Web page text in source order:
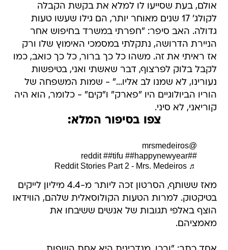
אולם, בעת שסייעו לו למלא את בקשת הקבלה
לקולג' 17 שנים מאוחר יותר, הם גילו שעשו טעות
גדולה. האב סיפר: "חפרתי במשרד בחיפוש אחר
הניירת הדרושה, נתקלתי במסמכי האימוץ שלו ורק
אז ראיתי את זה. משהו כל כך ברור, כל כך כואב, כמו
לקבל בלוק לפרצוף, דבר שאשתי ואני, בטיפשות
נעורינו, לא שמנו לב אליו..." - שמות המשפחה של
הוריו הביולוגיים היו "פארק" ו"קים" - כלומר, הוא היה
קוריאני, לא סיני.
צפו בסיפור המלא:
@mrsmedeiros
##reddit
##tifu ##happynewyear
♬ Reddit Stories Part 2 - Mrs. Medeiros
מאז ששותף, הסרטון זכה ליותר מ-4.4 מיליון לייקים
בטיקטוק. למרות הטעות הקולוסאלית שלהם, הווידאו
הוצף באלפי תגובות של אנשים ששיבחו את
מאמציהם.